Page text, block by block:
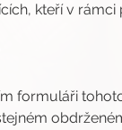
kteří v rámci
formuláři